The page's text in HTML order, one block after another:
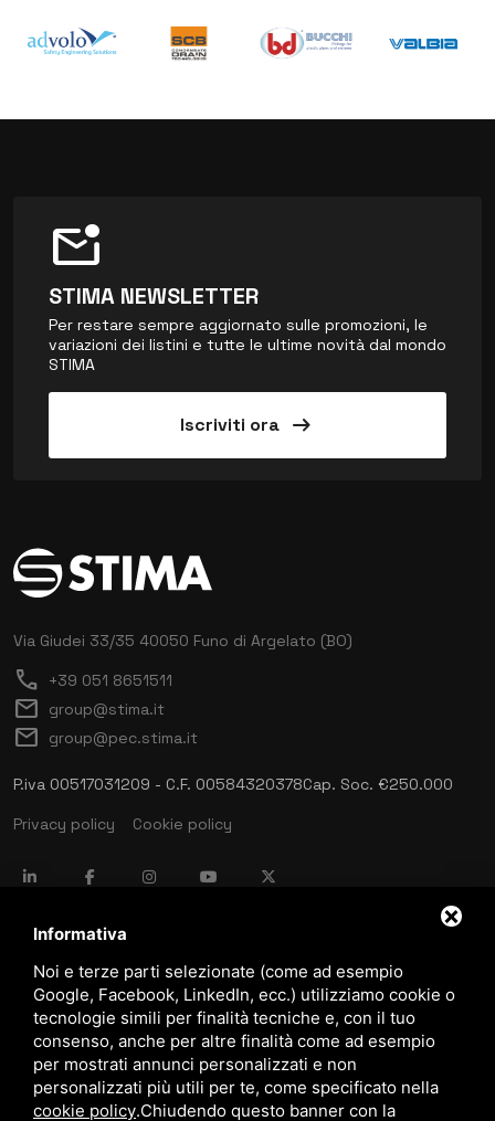
mark_email_unread
STIMA NEWSLETTER
Per restare sempre aggiornato sulle promozioni, le
variazioni dei listini e tutte le ultime novità dal mondo
STIMA
Iscriviti ora arrow_right_alt
Via Giudei 33/35 40050 Funo di Argelato (BO)
call +39 051 8651511
mail group@stima.it
mail group@pec.stima.it
P.iva 00517031209 - C.F. 00584320378Cap. Soc. €250.000
Privacy policy
Cookie policy
language ITALIANO
download Catalogo Stima
download Politica qualità e sicurezza
Informativa
Noi e terze parti selezionate (come ad esempio
Google, Facebook, LinkedIn, ecc.) utilizziamo cookie o
tecnologie simili per finalità tecniche e, con il tuo
consenso, anche per altre finalità come ad esempio
per mostrati annunci personalizzati e non
personalizzati più utili per te, come specificato nella
cookie policy.Chiudendo questo banner con la